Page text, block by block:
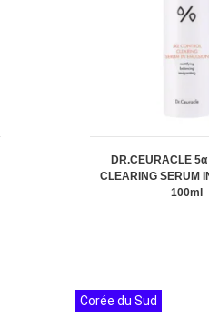
DR.CEURACLE
CLEARING SERUM
100ml
Corée du Sud